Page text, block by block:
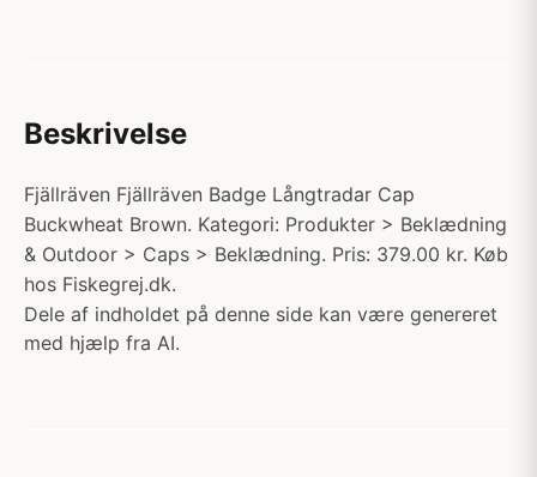
Beskrivelse
Fjällräven Fjällräven Badge Långtradar Cap
Buckwheat Brown. Kategori: Produkter > Beklædning
& Outdoor > Caps > Beklædning. Pris: 379.00 kr. Køb
hos Fiskegrej.dk.
Dele af indholdet på denne side kan være genereret
med hjælp fra AI.